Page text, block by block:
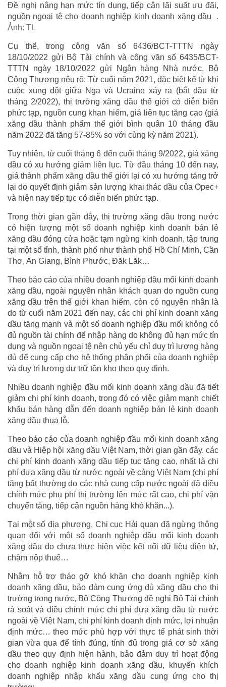
Đề nghị nâng hạn mức tín dụng, tiếp cận lãi suất ưu đãi,
nguồn ngoại tệ cho doanh nghiệp kinh doanh xăng dầu
.
Ảnh: TL
Cụ thể, trong công văn số 6436/BCT-TTTN ngày
18/10/2022 gửi Bộ Tài chính và công văn số 6435/BCT-
TTTN ngày 18/10/2022 gửi Ngân hàng Nhà nước, Bộ
Công Thương nêu rõ: Từ cuối năm 2021, đặc biệt kể từ khi
cuộc xung đột giữa Nga và Ucraine xảy ra (bắt đầu từ
tháng 2/2022), thị trường xăng dầu thế giới có diễn biến
phức tạp, nguồn cung khan hiếm, giá liên tục tăng cao (giá
xăng dầu thành phẩm thế giới bình quân 10 tháng đầu
năm 2022 đã tăng 57-85% so với cùng kỳ năm 2021).
Tuy nhiên, từ cuối tháng 6 đến cuối tháng 9/2022, giá xăng
dầu có xu hướng giảm liên lục. Từ đầu tháng 10 đến nay,
giá thành phẩm xăng dầu thế giới lại có xu hướng tăng trở
lại do quyết định giảm sản lượng khai thác dầu của Opec+
và hiện nay tiếp tục có diễn biến phức tạp.
Trong thời gian gần đây, thị trường xăng dầu trong nước
có hiện tượng một số doanh nghiệp kinh doanh bán lẻ
xăng dầu đóng cửa hoặc tạm ngừng kinh doanh, tập trung
tại một số tỉnh, thành phố như thành phố Hồ Chí Minh, Cần
Thơ, An Giang, Bình Phước, Đăk Lăk…
Theo báo cáo của nhiều doanh nghiệp đầu mối kinh doanh
xăng dầu, ngoài nguyên nhân khách quan do nguồn cung
xăng dầu trên thế giới khan hiếm, còn có nguyên nhân là
do từ cuối năm 2021 đến nay, các chi phí kinh doanh xăng
dầu tăng mạnh và một số doanh nghiệp đầu mối không có
đủ nguồn tài chính để nhập hàng do không đủ hạn mức tín
dụng và nguồn ngoại tệ nên chủ yếu chỉ duy trì lượng hàng
đủ để cung cấp cho hệ thống phân phối của doanh nghiệp
và duy trì lượng dự trữ tồn kho theo quy định.
Nhiều doanh nghiệp đầu mối kinh doanh xăng dầu đã tiết
giảm chi phí kinh doanh, trong đó có việc giảm mạnh chiết
khấu bán hàng dẫn đến doanh nghiệp bán lẻ kinh doanh
xăng dầu thua lỗ.
Theo báo cáo của doanh nghiệp đầu mối kinh doanh xăng
dầu và Hiệp hội xăng dầu Việt Nam, thời gian gần đây, các
chi phí kinh doanh xăng dầu tiếp tục tăng cao, nhất là chi
phí đưa xăng dầu từ nước ngoài về cảng Việt Nam (chi phí
tăng bất thường do các nhà cung cấp nước ngoài đã điều
chỉnh mức phụ phí thị trường lên mức rất cao, chi phí vận
chuyển tăng, tiếp cận nguồn hàng khó khăn...).
Tại một số địa phương, Chi cục Hải quan đã ngừng thông
quan đối với một số doanh nghiệp đầu mối kinh doanh
xăng dầu do chưa thực hiện việc kết nối dữ liệu điện tử,
chậm nộp thuế…
Nhằm hỗ trợ tháo gỡ khó khăn cho doanh nghiệp kinh
doanh xăng dầu, bảo đảm cung ứng đủ xăng dầu cho thị
trường trong nước, Bộ Công Thương đề nghị Bộ Tài chính
rà soát và điều chỉnh mức chi phí đưa xăng dầu từ nước
ngoài về Việt Nam, chi phí kinh doanh định mức, lợi nhuận
định mức… theo mức phù hợp với thực tế phát sinh thời
gian vừa qua để tính đúng, tính đủ trong giá cơ sở xăng
dầu theo quy định hiện hành, bảo đảm duy trì hoạt động
cho doanh nghiệp kinh doanh xăng dầu, khuyến khích
doanh nghiệp nhập khẩu xăng dầu cung ứng cho thị